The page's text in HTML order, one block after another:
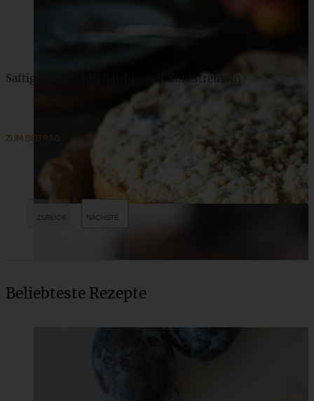
Saftiger Skyr-Apfelkuchen mit Zimtstreuseln
ZUM BEITRAG
Beliebteste Rezepte